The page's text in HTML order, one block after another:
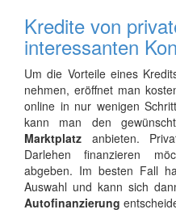
Kredite von
interessanten
Um die Vorteile eines
nehmen, eröffnet man
online in nur wenigen
kann man den
Marktplatz anbieten.
Darlehen finanzieren
abgeben. Im besten Fall
Auswahl und kann sich
Autofinanzierung